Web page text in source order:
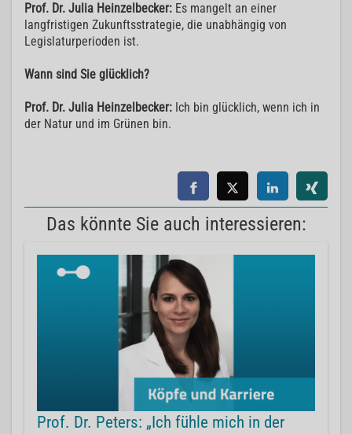
Prof. Dr. Julia Heinzelbecker: Es mangelt an einer
langfristigen Zukunftsstrategie, die unabhängig von
Legislaturperioden ist.
Wann sind Sie glücklich?
Prof. Dr. Julia Heinzelbecker: Ich bin glücklich, wenn ich in
der Natur und im Grünen bin.
Das könnte Sie auch interessieren:
Prof. Dr. Peters: „Ich fühle mich in der